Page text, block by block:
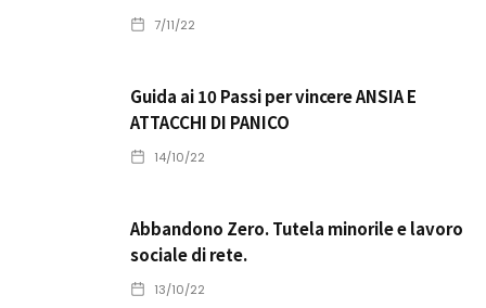
7/11/22
Guida ai 10 Passi per vincere ANSIA E
ATTACCHI DI PANICO
14/10/22
Abbandono Zero. Tutela minorile e lavoro
sociale di rete.
13/10/22